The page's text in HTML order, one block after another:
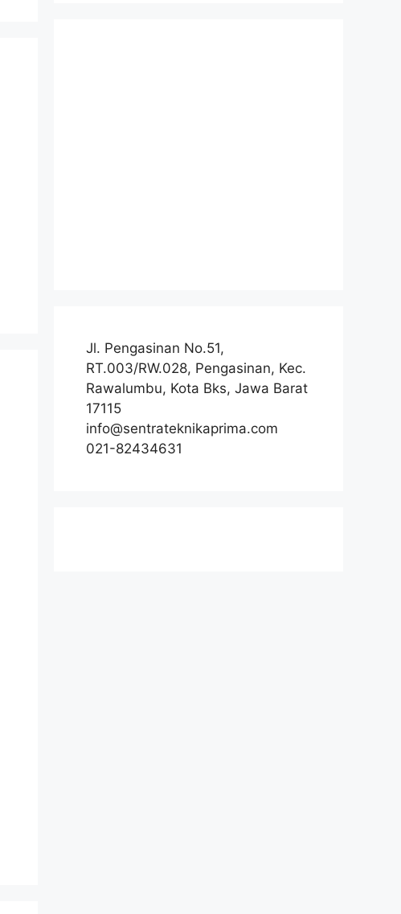
Jl. Pengasinan No.51,
RT.003/RW.028, Pengasinan, Kec.
Rawalumbu, Kota Bks, Jawa Barat
17115
info@sentrateknikaprima.com
021-82434631